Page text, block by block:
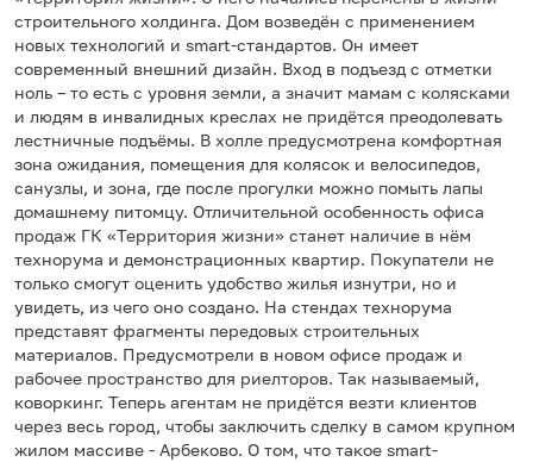
строительного холдинга. Дом возведён с применением
новых технологий и smart-стандартов. Он имеет
современный внешний дизайн. Вход в подъезд с отметки
ноль – то есть с уровня земли, а значит мамам с колясками
и людям в инвалидных креслах не придётся преодолевать
лестничные подъёмы. В холле предусмотрена комфортная
зона ожидания, помещения для колясок и велосипедов,
санузлы, и зона, где после прогулки можно помыть лапы
домашнему питомцу. Отличительной особенность офиса
продаж ГК «Территория жизни» станет наличие в нём
технорума и демонстрационных квартир. Покупатели не
только смогут оценить удобство жилья изнутри, но и
увидеть, из чего оно создано. На стендах технорума
представят фрагменты передовых строительных
материалов. Предусмотрели в новом офисе продаж и
рабочее пространство для риелторов. Так называемый,
коворкинг. Теперь агентам не придётся везти клиентов
через весь город, чтобы заключить сделку в самом крупном
жилом массиве - Арбеково. О том, что такое smart-